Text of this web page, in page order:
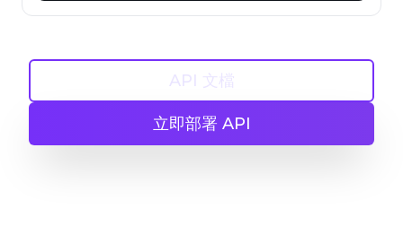
"6": {
"189": {
API 文檔
立即部署 API